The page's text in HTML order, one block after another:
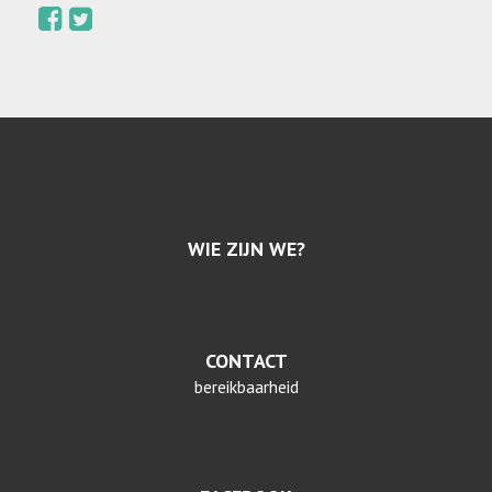
WIE ZIJN WE?
CONTACT
bereikbaarheid